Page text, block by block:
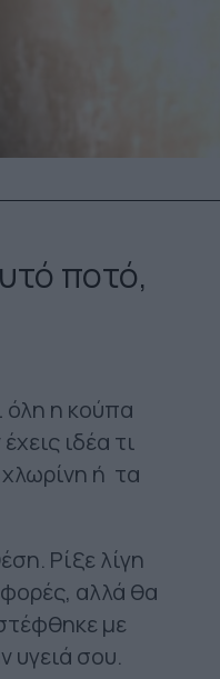
ποτό,
όλη η κούπα
ιδέα τι
ή τα
Ρίξε λίγη
αλλά θα
με
υγειά σου.